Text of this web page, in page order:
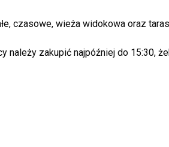
czasowe, wieża widokowa oraz
należy zakupić najpóźniej do 15:30,